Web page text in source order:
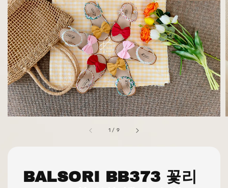
1 / 9
BALSORI BB373 꽃리